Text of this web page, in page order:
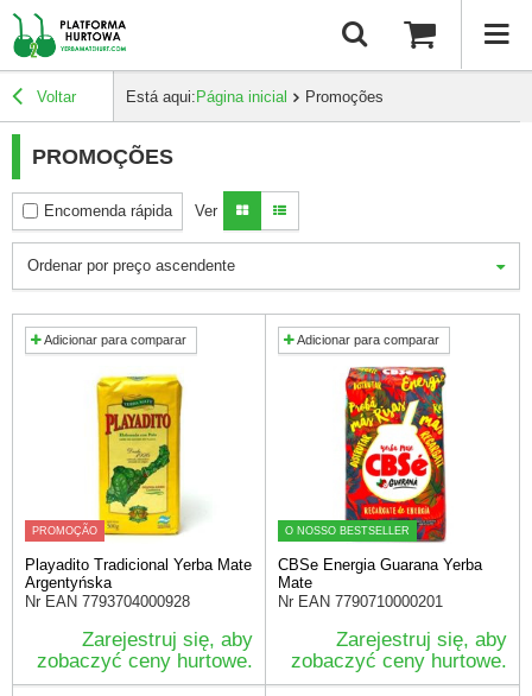
Voltar Está aqui: Página inicial Promoções
PROMOÇÕES
Encomenda rápida Ver
Ordenar por preço ascendente
Adicionar para comparar
PROMOÇÃO
Playadito Tradicional Yerba Mate
Argentyńska
Nr EAN 7793704000928
Zarejestruj się, aby
zobaczyć ceny hurtowe.
Adicionar para comparar
O NOSSO BESTSELLER
CBSe Energia Guarana Yerba
Mate
Nr EAN 7790710000201
Zarejestruj się, aby
zobaczyć ceny hurtowe.